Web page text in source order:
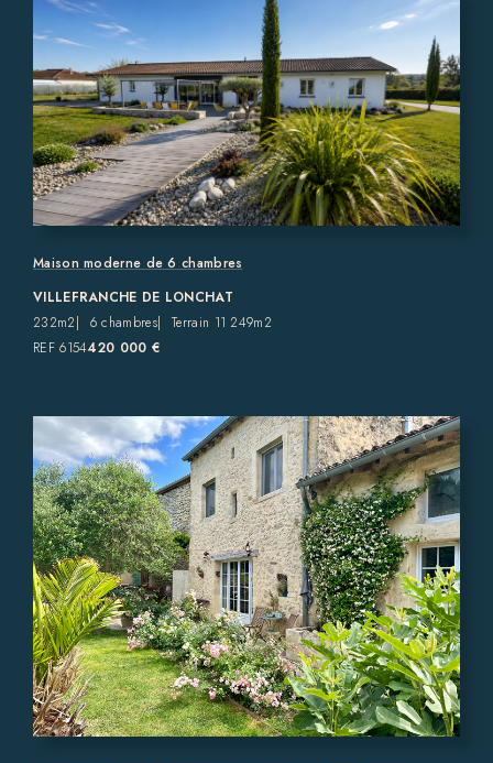
Maison moderne de 6 chambres
VILLEFRANCHE DE LONCHAT
232m2
6 chambres
Terrain 11 249m2
REF 6154420 000 €